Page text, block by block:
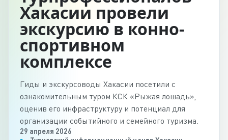
Хакасии провели
экскурсию в конно-
спортивном
комплексе
Гиды и экскурсоводы Хакасии посетили с
ознакомительным туром КСК «Рыжая лошадь»,
оценив его инфраструктуру и потенциал для
организации событийного и семейного туризма.
29 апреля 2026